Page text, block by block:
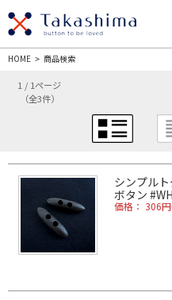
HOME > 商品検索
1 / 1ページ
（全3件）
シンプル
ボタン
価格： 306